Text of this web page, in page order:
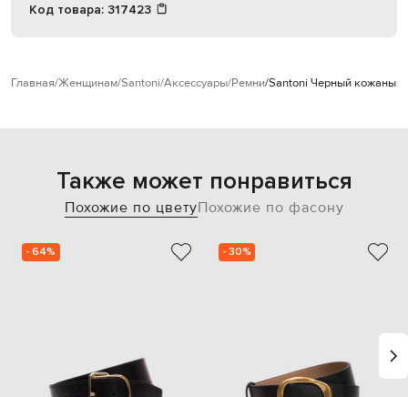
Код товара: 317423
Главная Женщинам Santoni Аксессуары Ремни Santoni Черный кожаный
Также может понравиться
Похожие по цветуПохожие по фасону
- 64% - 30%